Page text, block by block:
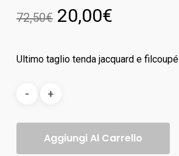
72,50€ 20,00€
Ultimo taglio tenda jacquard e filcoupé
Aggiungi Al Carrello